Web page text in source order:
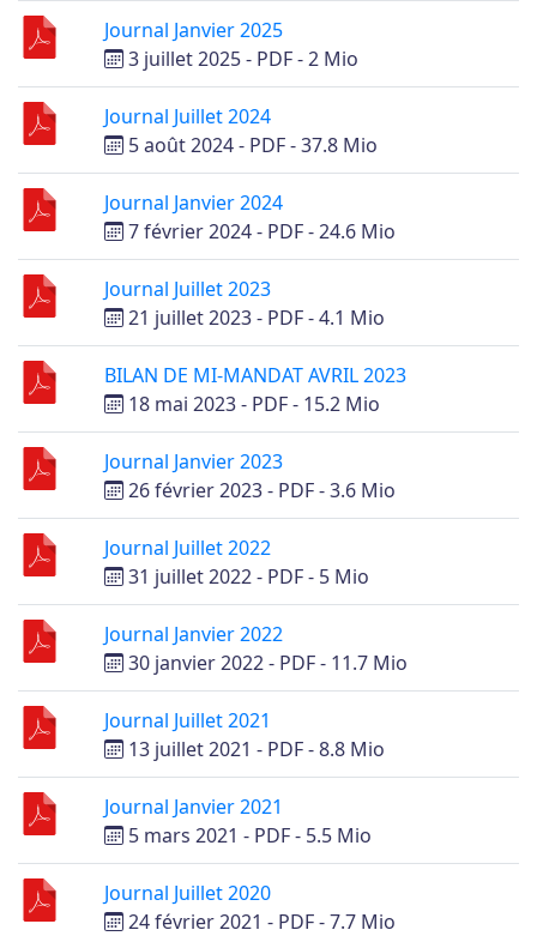
Journal Janvier 2025
3 juillet 2025- PDF-2 Mio
Journal Juillet 2024
5 août 2024- PDF-37.8 Mio
Journal Janvier 2024
7 février 2024- PDF-24.6 Mio
Journal Juillet 2023
21 juillet 2023- PDF-4.1 Mio
BILAN DE MI-MANDAT AVRIL 2023
18 mai 2023- PDF- 15.2 Mio
Journal Janvier 2023
26 février 2023- PDF-3.6 Mio
Journal Juillet 2022
31 juillet 2022- PDF- 5 Mio
Journal Janvier 2022
30 janvier 2022- PDF- 11.7 Mio
Journal Juillet 2021
13 juillet 2021 - PDF-8.8 Mio
Journal Janvier 2021
5 mars 2021 - PDF- 5.5 Mio
Journal Juillet 2020
24 février 2021 - PDF-7.7 Mio